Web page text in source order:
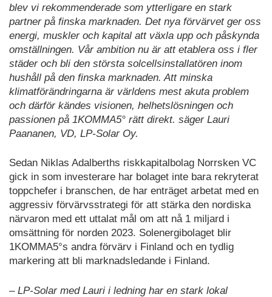
blev vi rekommenderade som ytterligare en stark
partner på finska marknaden. Det nya förvärvet ger oss
energi, muskler och kapital att växla upp och påskynda
omställningen. Vår ambition nu är att etablera oss i fler
städer och bli den största solcellsinstallatören inom
hushåll på den finska marknaden. Att minska
klimatförändringarna är världens mest akuta problem
och därför kändes visionen, helhetslösningen och
passionen på 1KOMMA5° rätt direkt. säger Lauri
Paananen, VD, LP-Solar Oy.
Sedan Niklas Adalberths riskkapitalbolag Norrsken VC
gick in som investerare har bolaget inte bara rekryterat
toppchefer i branschen, de har enträget arbetat med en
aggressiv förvärvsstrategi för att stärka den nordiska
närvaron med ett uttalat mål om att nå 1 miljard i
omsättning för norden 2023. Solenergibolaget blir
1KOMMA5°s andra förvärv i Finland och en tydlig
markering att bli marknadsledande i Finland.
– LP-Solar med Lauri i ledning har en stark lokal